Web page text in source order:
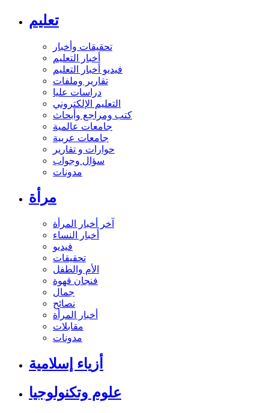
تعليم
تحقيقات وأخبار
أخبار التعليم
فيديو أخبار التعليم
تقارير وملفات
دراسات عليا
التعليم الإلكتروني
كتب ومراجع وأبحاث
جامعات عالمية
جامعات عربية
حوارات و تقارير
سؤال وجواب
مدونات
مرأة
آخر أخبار المرأة
أخبار النساء
فيديو
تحقيقات
الأم والطفل
فنجان قهوة
جمال
نصائح
أخبار المرأة
مقابلات
مدونات
أزياء إسلامية
علوم وتكنولوجيا